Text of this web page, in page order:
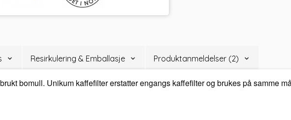
Resirkulering & Emballasje Produktanmeldelser (2)
bomull. Unikum kaffefilter erstatter engangs kaffefilter og brukes på samme